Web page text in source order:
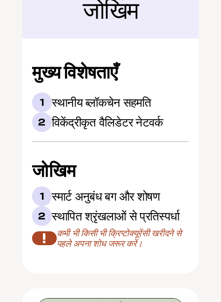
जोखिम
मुख्य विशेषताएँ
1 स्थानीय ब्लॉकचेन सहमति
2 विकेंद्रीकृत वैलिडेटर नेटवर्क
जोखिम
1 स्मार्ट अनुबंध बग और शोषण
2 स्थापित श्रृंखलाओं से प्रतिस्पर्धा
!
कभी भी किसी भी क्रिप्टोक्यूरेंसी खरीदने से
पहले अपना शोध जरूर करें।